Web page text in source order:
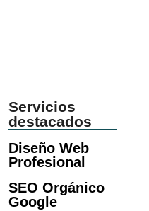
Servicios
destacados
Diseño Web
Profesional
SEO Orgánico
Google